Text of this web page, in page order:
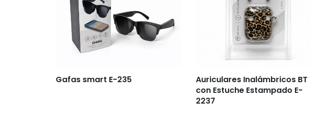
Gafas smart E-235
Auriculares Inalámbricos BT
con Estuche Estampado E-
2237